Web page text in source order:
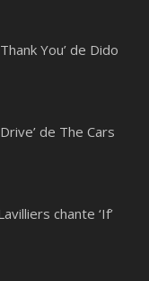
You’ de Dido
de The Cars
chante ‘If’